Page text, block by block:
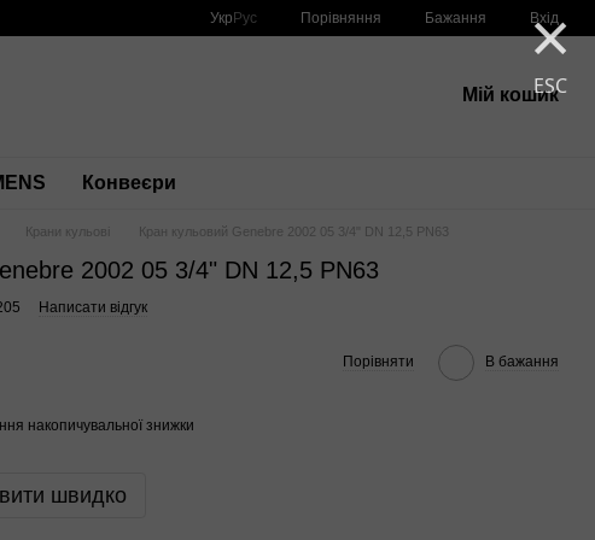
×
ESC
Укр Рус Порівняння Бажання Вхід
Мій кошик
Конвеєри
Крани кульові Кран кульовий Genebre 2002 05 3/4" DN 12,5 PN63
2002 05 3/4" DN 12,5 PN63
Написати відгук
Порівняти В бажання
накопичувальної знижки
швидко